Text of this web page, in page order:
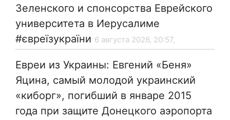
Зеленского и спонсорства Еврейского
университета в Иерусалиме
#євреїзукраїни 6 августа 2026, 20:57,
Евреи из Украины: Евгений «Беня»
Яцина, самый молодой украинский
«киборг», погибший в январе 2015
года при защите Донецкого аэропорта